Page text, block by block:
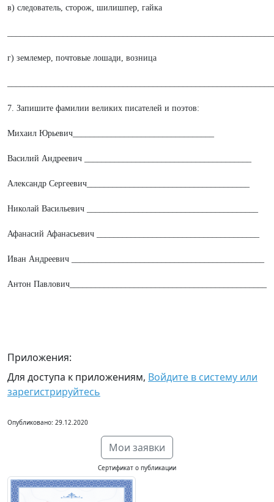
в) следователь, сторож, шилишпер, гайка
г) землемер, почтовые лошади, возница
7. Запишите фамилии великих писателей и поэтов:
Михаил Юрьевич_________________________________
Василий Андреевич _______________________________________
Александр Сергеевич______________________________________
Николай Васильевич ________________________________________
Афанасий Афанасьевич ______________________________________
Иван Андреевич _____________________________________________
Антон Павлович______________________________________________
Приложения:
Для доступа к приложениям, Войдите в систему или
зарегистрируйтесь
Опубликовано: 29.12.2020
Мои заявки
Сертификат о публикации